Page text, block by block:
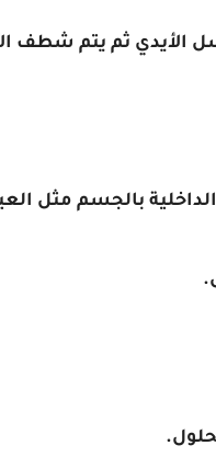
ثم يتم شطف
بالجسم مثل